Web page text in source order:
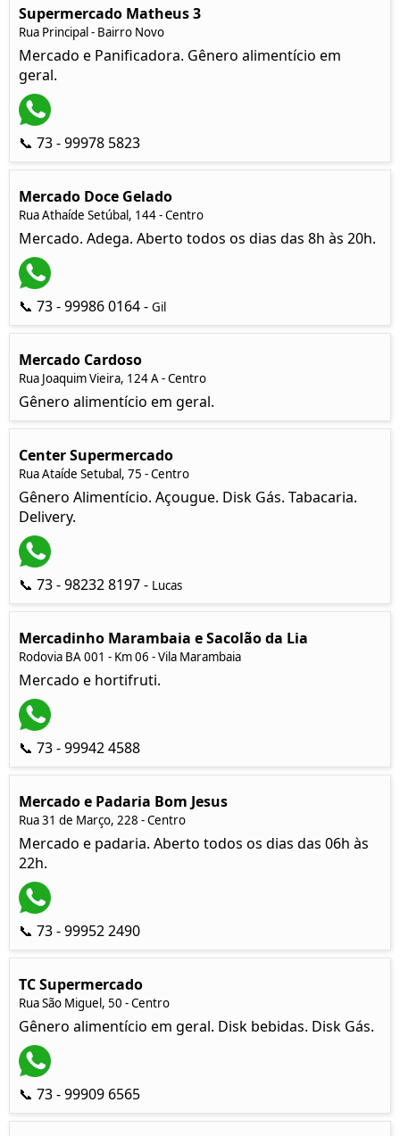
Supermercado Matheus 3
Rua Principal - Bairro Novo
Mercado e Panificadora. Gênero alimentício em
geral.
📞 73 - 99978 5823
Mercado Doce Gelado
Rua Athaíde Setúbal, 144 - Centro
Mercado. Adega. Aberto todos os dias das 8h às 20h.
📞 73 - 99986 0164 - Gil
Mercado Cardoso
Rua Joaquim Vieira, 124 A - Centro
Gênero alimentício em geral.
Center Supermercado
Rua Ataíde Setubal, 75 - Centro
Gênero Alimentício. Açougue. Disk Gás. Tabacaria.
Delivery.
📞 73 - 98232 8197 - Lucas
Mercadinho Marambaia e Sacolão da Lia
Rodovia BA 001 - Km 06 - Vila Marambaia
Mercado e hortifruti.
📞 73 - 99942 4588
Mercado e Padaria Bom Jesus
Rua 31 de Março, 228 - Centro
Mercado e padaria. Aberto todos os dias das 06h às
22h.
📞 73 - 99952 2490
TC Supermercado
Rua São Miguel, 50 - Centro
Gênero alimentício em geral. Disk bebidas. Disk Gás.
📞 73 - 99909 6565